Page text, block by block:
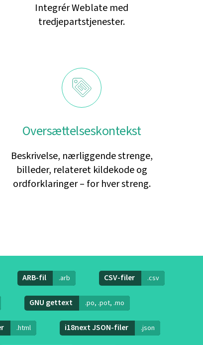
Integrér Weblate med
tredjepartstjenester.
Oversættelseskontekst
Beskrivelse, nærliggende strenge,
billeder, relateret kildekode og
ordforklaringer – for hver streng.
ARB-fil .arb CSV-filer .csv
GNU gettext .po, .pot, .mo
.html i18next JSON-filer .json